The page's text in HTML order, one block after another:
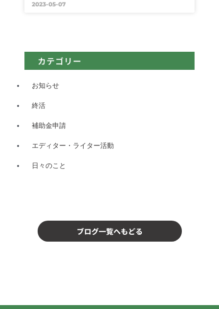
2023-05-07
カテゴリー
お知らせ
終活
補助金申請
エディター・ライター活動
日々のこと
ブログ一覧へもどる